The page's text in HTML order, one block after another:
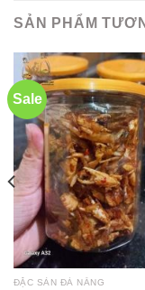
SẢN PHẨM
Sale
ĐẶC SẢN ĐÀ NẴNG